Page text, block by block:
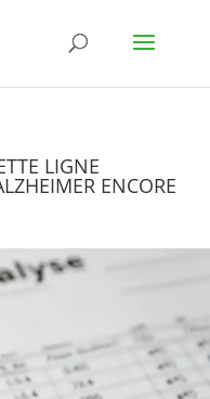
LIGNE
ENCORE